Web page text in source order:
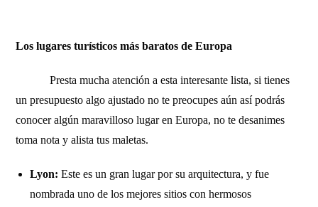
Los lugares turísticos más baratos de Europa
Presta mucha atención a esta interesante lista, si tienes
un presupuesto algo ajustado no te preocupes aún así podrás
conocer algún maravilloso lugar en Europa, no te desanimes
toma nota y alista tus maletas.
Lyon: Este es un gran lugar por su arquitectura, y fue
nombrada uno de los mejores sitios con hermosos